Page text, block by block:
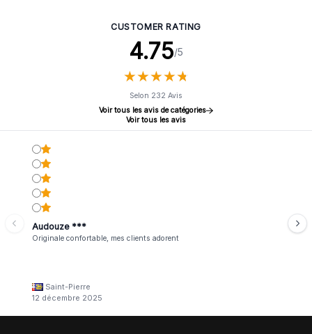
CUSTOMER RATING
4.75/5
★★★★★
★★★★★
Selon 232 Avis
Voir tous les avis de catégories
Voir tous les avis
Audouze ***
Originale confortable, mes clients adorent
Saint-Pierre
12 décembre 2025